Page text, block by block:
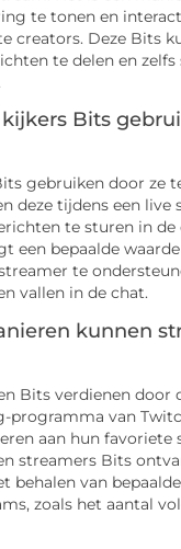
te tonen en
creators. Deze Bits
te delen en zelfs
Bits
gebruiken door ze
deze tijdens een live
te sturen in de
een bepaalde
te
vallen in de chat.
kunnen
Bits verdienen door
programma van
aan hun favoriete
streamers Bits
behalen van
zoals het aantal